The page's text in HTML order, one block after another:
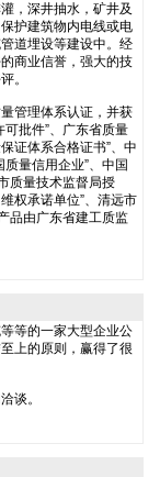
，深井抽水，矿井及
护建筑物内电线或电
道埋设等建设中。经
商业信誉，强大的技
。
管理体系认证，并获
批件”、广东省质量
证体系合格证书”、中
量信用企业”、中国
质量技术监督局授
权承诺单位”、清远市
品由广东省建工质监
等的一家大型企业公
上的原则，赢得了很
谈。